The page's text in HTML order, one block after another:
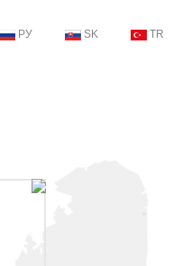
РУ SK TR